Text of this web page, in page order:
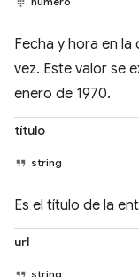
Fecha y hora en
vez. Este valor se
enero de 1970.
título
string
Es el título de la
url
string